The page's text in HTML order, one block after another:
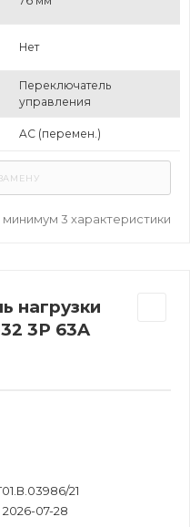
Нет
Переключатель
управления
AC (перемен.)
3 характеристики
нагрузки
3P 63A
21
2026-07-28